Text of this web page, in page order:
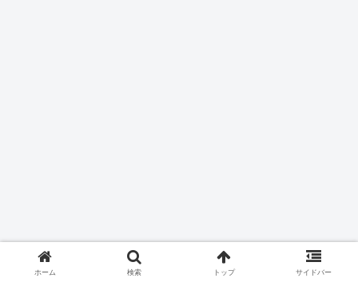
ホーム 検索 トップ サイドバー